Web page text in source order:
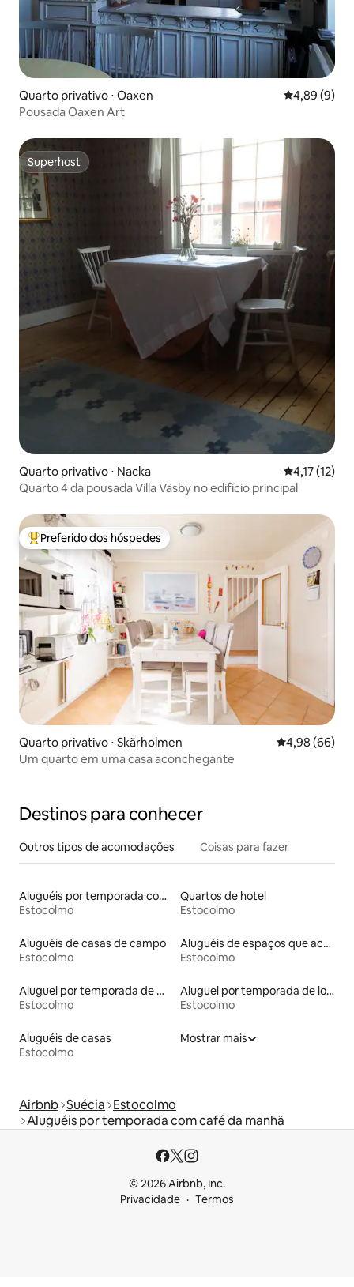
Quarto privativo ⋅ Oaxen 4,89 de uma
4,89 (9)
Pousada Oaxen Art
Superhost
Superhost
Quarto privativo ⋅ Nacka 4,17 de uma
4,17 (12)
Quarto 4 da pousada Villa Väsby no edifício principal
Entre os melhores preferidos dos hóspedes
Preferido dos hóspedes
Quarto privativo ⋅ Skärholmen 4,98 de uma
4,98 (66)
Um quarto em uma casa aconchegante
Destinos para conhecer
Outros tipos de acomodações Coisas para fazer
Aluguéis por temporada com suítes privativas
Estocolmo
Quartos de hotel
Estocolmo
Aluguéis de casas de campo
Estocolmo
Aluguéis de espaços que aceitam animais de estimação
Estocolmo
Aluguel por temporada de microcasas
Estocolmo
Aluguel por temporada de lofts
Estocolmo
Aluguéis de casas
Estocolmo
Mostrar mais
Airbnb Suécia Estocolmo
Aluguéis por temporada com café da manhã
© 2026 Airbnb, Inc.
Privacidade
Termos